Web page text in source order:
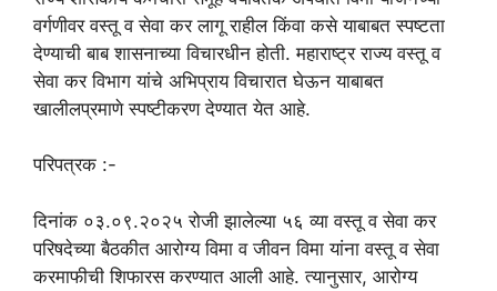
वर्गणीवर वस्तू व सेवा कर लागू राहील किंवा कसे याबाबत स्पष्टता
देण्याची बाब शासनाच्या विचारधीन होती. महाराष्ट्र राज्य वस्तू व
सेवा कर विभाग यांचे अभिप्राय विचारात घेऊन याबाबत
खालीलप्रमाणे स्पष्टीकरण देण्यात येत आहे.
परिपत्रक :-
दिनांक ०३.०९.२०२५ रोजी झालेल्या ५६ व्या वस्तू व सेवा कर
परिषदेच्या बैठकीत आरोग्य विमा व जीवन विमा यांना वस्तू व सेवा
करमाफीची शिफारस करण्यात आली आहे. त्यानुसार, आरोग्य